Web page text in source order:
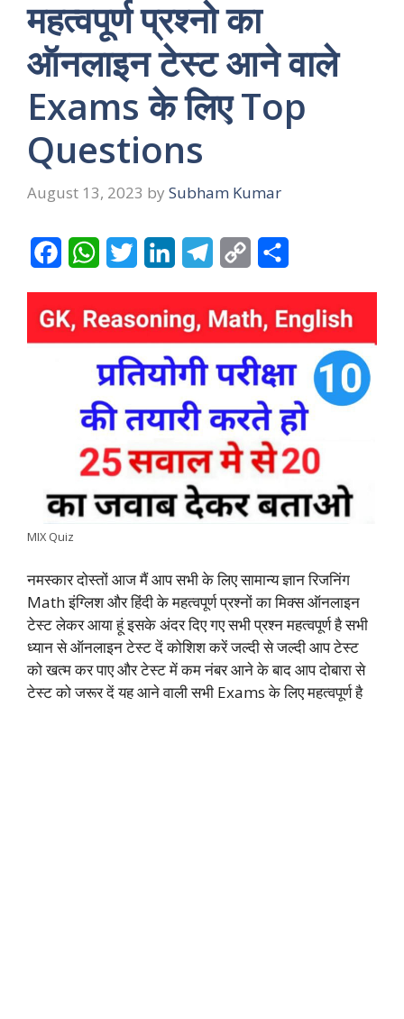
महत्वपूर्ण प्रश्नो का
ऑनलाइन टेस्ट आने वाले
Exams के लिए Top
Questions
August 13, 2023 by Subham Kumar
c
e
W
a
t
s
A
p
p
i
t
t
e
r
n
k
e
d
n
l
e
g
r
m
p
y
L
i
n
k
a
r
e
MIX Quiz
नमस्कार दोस्तों आज मैं आप सभी के लिए सामान्य ज्ञान रिजनिंग
Math इंग्लिश और हिंदी के महत्वपूर्ण प्रश्नों का मिक्स ऑनलाइन
टेस्ट लेकर आया हूं इसके अंदर दिए गए सभी प्रश्न महत्वपूर्ण है सभी
ध्यान से ऑनलाइन टेस्ट दें कोशिश करें जल्दी से जल्दी आप टेस्ट
को खत्म कर पाए और टेस्ट में कम नंबर आने के बाद आप दोबारा से
टेस्ट को जरूर दें यह आने वाली सभी Exams के लिए महत्वपूर्ण है